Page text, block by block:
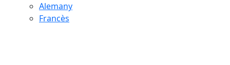
Alemany
Francès